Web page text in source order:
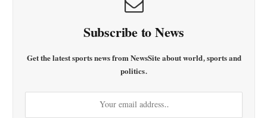
Subscribe to News
Get the latest sports news from NewsSite about world, sports and
politics.